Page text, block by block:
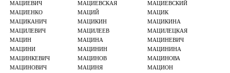
МАЦИЕВИЧ
МАЦИЕВСКАЯ
МАЦИЕВСКИЙ
МАЦИЕНКО
МАЦИЙ
МАЦИК
МАЦИКАНИЧ
МАЦИКИН
МАЦИКИНА
МАЦИЛЕВИЧ
МАЦИЛЕЕВ
МАЦИЛЕЦКАЯ
МАЦИН
МАЦИНА
МАЦИНЕВИЧ
МАЦИНИ
МАЦИНИН
МАЦИНИНА
МАЦИНКЕВИЧ
МАЦИНОВ
МАЦИНОВА
МАЦИНОВИЧ
МАЦИНЯ
МАЦИОН